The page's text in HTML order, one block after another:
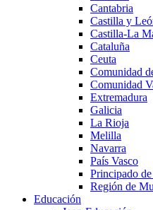
Cantabria
Castilla y
Castilla-La
Cataluña
Ceuta
Comunidad
Comunidad
Extremadura
Galicia
La Rioja
Melilla
Navarra
País Vasco
Principado
Región de
Educación